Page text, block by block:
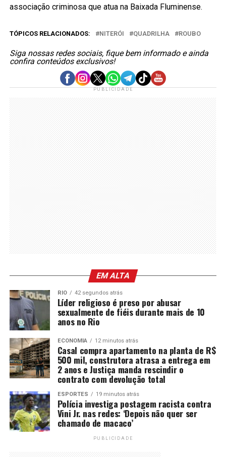
associação criminosa que atua na Baixada Fluminense.
TÓPICOS RELACIONADOS: NITERÓI QUADRILHA ROUBO
Siga nossas redes sociais, fique bem informado e ainda
confira conteúdos exclusivos!
PUBLICIDADE
EM ALTA
RIO 42 segundos atrás
Líder religioso é preso por abusar
sexualmente de fiéis durante mais de 10
anos no Rio
ECONOMIA 12 minutos atrás
Casal compra apartamento na planta de R$
500 mil, construtora atrasa a entrega em
2 anos e Justiça manda rescindir o
contrato com devolução total
ESPORTES 19 minutos atrás
Polícia investiga postagem racista contra
Vini Jr. nas redes: ‘Depois não quer ser
chamado de macaco’
PUBLICIDADE